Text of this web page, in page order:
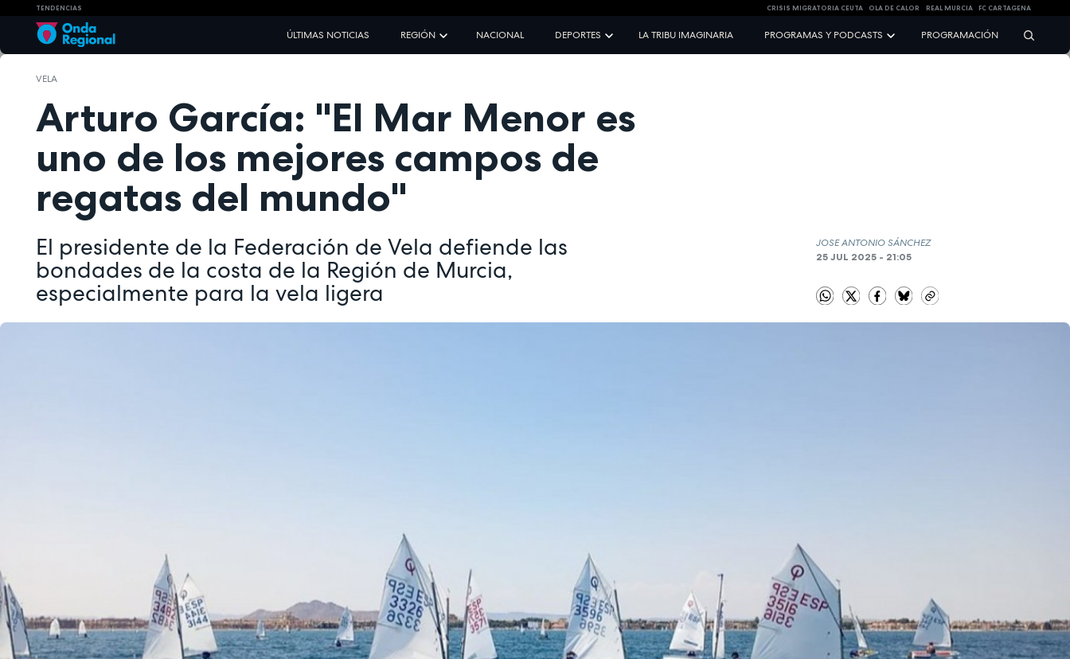
TENDENCIAS CRISIS MIGRATORIA CEUTA OLA DE CALOR REAL MURCIA FC CARTAGENA
ÚLTIMAS NOTICIAS REGIÓN NACIONAL DEPORTES LA TRIBU IMAGINARIA PROGRAMAS Y PODCASTS PROGRAMACIÓN
VELA
Arturo García: "El Mar Menor es
uno de los mejores campos de
regatas del mundo"
El presidente de la Federación de Vela defiende las
bondades de la costa de la Región de Murcia,
especialmente para la vela ligera
JOSE ANTONIO SÁNCHEZ
25 JUL 2025 - 21:05